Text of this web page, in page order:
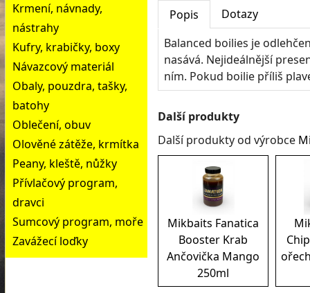
Krmení, návnady,
nástrahy
Kufry, krabičky, boxy
Návazcový materiál
Obaly, pouzdra, tašky,
batohy
Oblečení, obuv
Olověné zátěže, krmítka
Peany, kleště, nůžky
Přívlačový program,
dravci
Sumcový program, moře
Zavážecí loďky
Popis
Dotazy
Balanced boilies je
nasává. Nejideálnější
ním. Pokud boilie příliš
Další produkty
Další produkty od výrobce
Mikbaits Fanatica
Booster Krab
Ančovička Mango
250ml